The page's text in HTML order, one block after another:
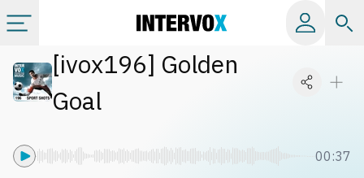
Categorie
[ivox196] Golden
Goal
00:37